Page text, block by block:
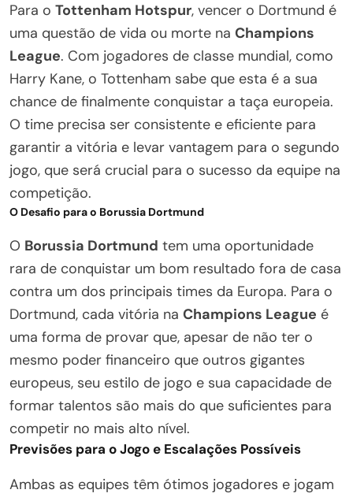
Para o Tottenham Hotspur, vencer o Dortmund é
uma questão de vida ou morte na Champions
League. Com jogadores de classe mundial, como
Harry Kane, o Tottenham sabe que esta é a sua
chance de finalmente conquistar a taça europeia.
O time precisa ser consistente e eficiente para
garantir a vitória e levar vantagem para o segundo
jogo, que será crucial para o sucesso da equipe na
competição.
O Desafio para o Borussia Dortmund
O Borussia Dortmund tem uma oportunidade
rara de conquistar um bom resultado fora de casa
contra um dos principais times da Europa. Para o
Dortmund, cada vitória na Champions League é
uma forma de provar que, apesar de não ter o
mesmo poder financeiro que outros gigantes
europeus, seu estilo de jogo e sua capacidade de
formar talentos são mais do que suficientes para
competir no mais alto nível.
Previsões para o Jogo e Escalações Possíveis
Ambas as equipes têm ótimos jogadores e jogam